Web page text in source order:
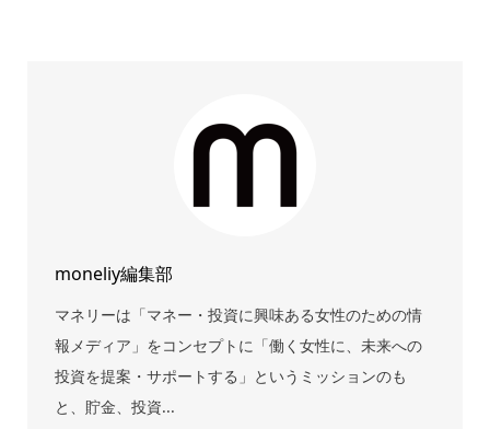
moneliy編集部
マネリーは「マネー・投資に興味ある女性のための情
報メディア」をコンセプトに「働く女性に、未来への
投資を提案・サポートする」というミッションのも
と、貯金、投資...